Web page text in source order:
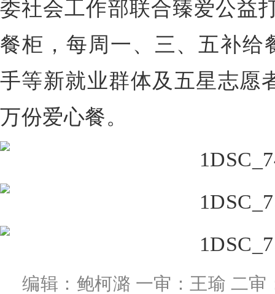
委社会工作部联合臻爱公益
餐柜，每周一、三、五补给
手等新就业群体及五星志愿
万份爱心餐。
编辑：鲍柯潞 一审：王瑜 二审